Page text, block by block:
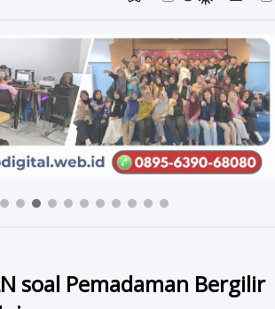
soal Pemadaman Bergilir